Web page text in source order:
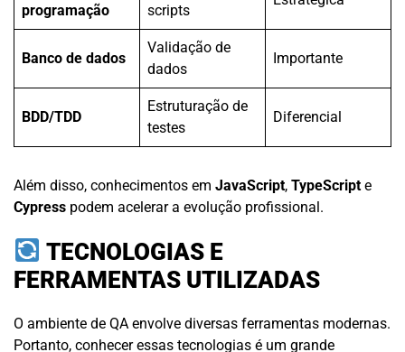
programação
scripts
Banco de dados
Validação de
dados
Importante
BDD/TDD
Estruturação de
testes
Diferencial
Além disso, conhecimentos em JavaScript, TypeScript e
Cypress podem acelerar a evolução profissional.
TECNOLOGIAS E
FERRAMENTAS UTILIZADAS
O ambiente de QA envolve diversas ferramentas modernas.
Portanto, conhecer essas tecnologias é um grande